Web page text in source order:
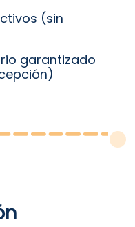
(sin
garantizado